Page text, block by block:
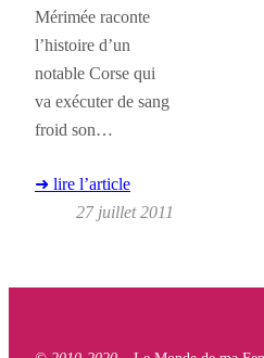
Mérimée raconte
l’histoire d’un
notable Corse qui
va exécuter de sang
froid son…
➜ lire l’article
27 juillet 2011